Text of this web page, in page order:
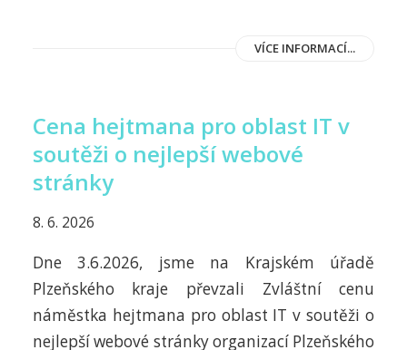
VÍCE INFORMACÍ...
Cena hejtmana pro oblast IT v
soutěži o nejlepší webové
stránky
8. 6. 2026
Dne 3.6.2026, jsme na Krajském úřadě
Plzeňského kraje převzali Zvláštní cenu
náměstka hejtmana pro oblast IT v soutěži o
nejlepší webové stránky organizací Plzeňského